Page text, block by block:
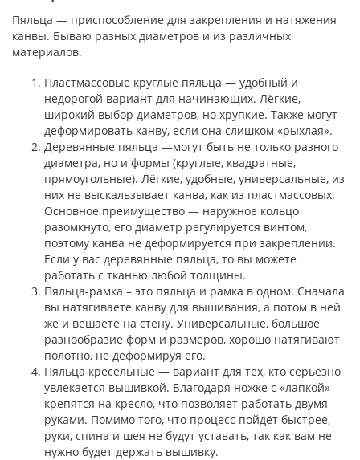
Пяльца — приспособление для закрепления и натяжения
канвы. Бываю разных диаметров и из различных
материалов.
Пластмассовые круглые пяльца — удобный и
недорогой вариант для начинающих. Лёгкие,
широкий выбор диаметров, но хрупкие. Также могут
деформировать канву, если она слишком «рыхлая».
Деревянные пяльца —могут быть не только разного
диаметра, но и формы (круглые, квадратные,
прямоугольные). Лёгкие, удобные, универсальные, из
них не выскальзывает канва, как из пластмассовых.
Основное преимущество — наружное кольцо
разомкнуто, его диаметр регулируется винтом,
поэтому канва не деформируется при закреплении.
Если у вас деревянные пяльца, то вы можете
работать с тканью любой толщины.
Пяльца-рамка – это пяльца и рамка в одном. Сначала
вы натягиваете канву для вышивания, а потом в ней
же и вешаете на стену. Универсальные, большое
разнообразие форм и размеров, хорошо натягивают
полотно, не деформируя его.
Пяльца кресельные — вариант для тех, кто серьёзно
увлекается вышивкой. Благодаря ножке с «лапкой»
крепятся на кресло, что позволяет работать двумя
руками. Помимо того, что процесс пойдёт быстрее,
руки, спина и шея не будут уставать, так как вам не
нужно будет держать вышивку.